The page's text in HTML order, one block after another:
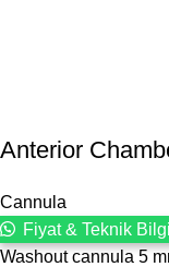
Anterior
Cannula
Fiyat & Teknik
Washout cannula 5